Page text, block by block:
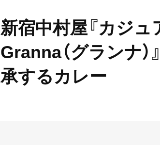
新宿中村屋『カジ
Granna（グランナ
承するカレー